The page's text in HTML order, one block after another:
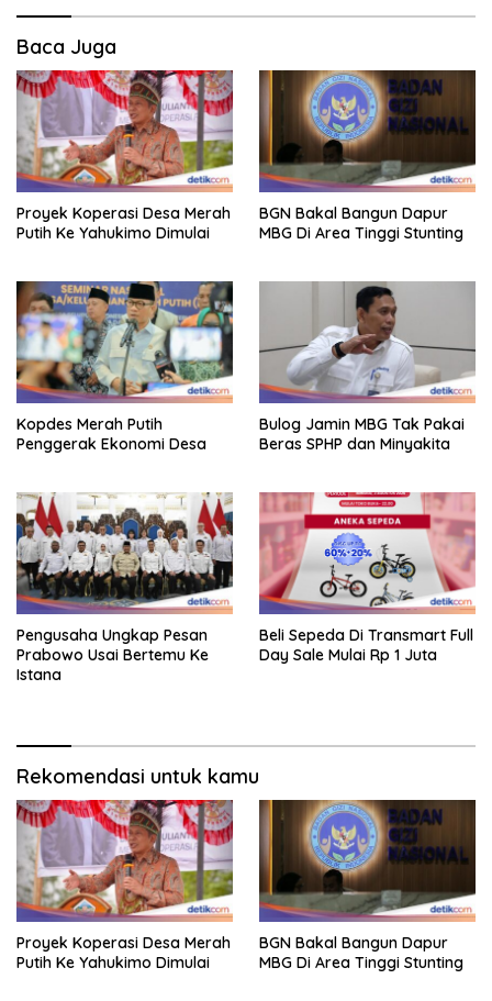
Baca Juga
Proyek Koperasi Desa Merah
Putih Ke Yahukimo Dimulai
BGN Bakal Bangun Dapur
MBG Di Area Tinggi Stunting
Kopdes Merah Putih
Penggerak Ekonomi Desa
Bulog Jamin MBG Tak Pakai
Beras SPHP dan Minyakita
Pengusaha Ungkap Pesan
Prabowo Usai Bertemu Ke
Istana
Beli Sepeda Di Transmart Full
Day Sale Mulai Rp 1 Juta
Rekomendasi untuk kamu
Proyek Koperasi Desa Merah
Putih Ke Yahukimo Dimulai
BGN Bakal Bangun Dapur
MBG Di Area Tinggi Stunting